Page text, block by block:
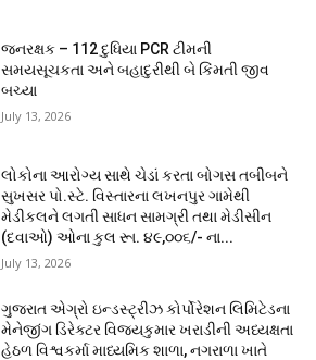
જનરક્ષક – 112 દુધિયા PCR ટીમની
સમયસૂચકતા અને બહાદુરીથી બે કિંમતી જીવ
બચ્યા
July 13, 2026
લોકોના આરોગ્ય સાથે ચેડાં કરતા બોગસ તબીબને
સુખસર પો.સ્ટે. વિસ્તારના લખનપુર ગામેથી
મેડીકલને લગતી સાધન સામગ્રી તથા મેડીસીન
(દવાઓ) ઓના કુલ રૂા. ૪૯,૦૦૬/- ના...
July 13, 2026
ગુજરાત એગ્રો ઇન્ડસ્ટ્રીઝ કોર્પોરેશન લિમિટેડના
મેનેજીંગ ડિરેક્ટર વિજયકુમાર ખરાડીની અધ્યક્ષતા
હેઠળ વિશ્વકર્મા માધ્યમિક શાળા, નગરાળા ખાતે